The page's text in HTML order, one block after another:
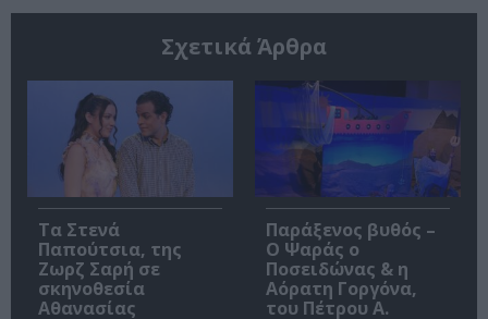
Σχετικά Άρθρα
Τα Στενά
Παπούτσια, της
Ζωρζ Σαρή σε
σκηνοθεσία
Αθανασίας
Παράξενος βυθός –
Ο Ψαράς ο
Ποσειδώνας & η
Αόρατη Γοργόνα,
του Πέτρου Α.